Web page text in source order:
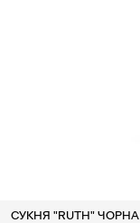
СУКНЯ "RUTH" ЧОРНА